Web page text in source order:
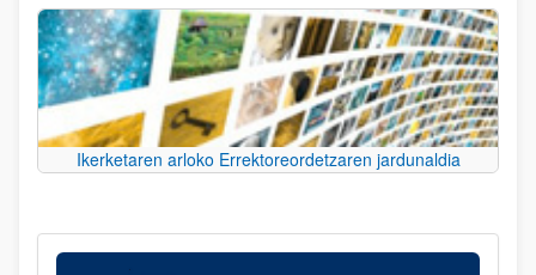
Ikerketaren arloko Errektoreordetzaren jardunaldia